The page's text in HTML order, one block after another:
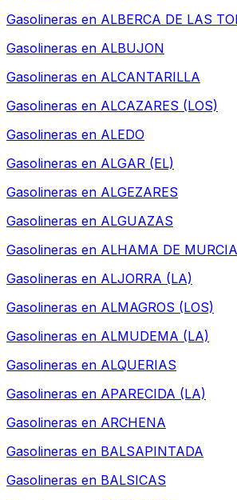
Gasolineras en ALBERCA DE LAS
Gasolineras en ALBUJON
Gasolineras en ALCANTARILLA
Gasolineras en ALCAZARES (LOS)
Gasolineras en ALEDO
Gasolineras en ALGAR (EL)
Gasolineras en ALGEZARES
Gasolineras en ALGUAZAS
Gasolineras en ALHAMA DE MURCIA
Gasolineras en ALJORRA (LA)
Gasolineras en ALMAGROS (LOS)
Gasolineras en ALMUDEMA (LA)
Gasolineras en ALQUERIAS
Gasolineras en APARECIDA (LA)
Gasolineras en ARCHENA
Gasolineras en BALSAPINTADA
Gasolineras en BALSICAS